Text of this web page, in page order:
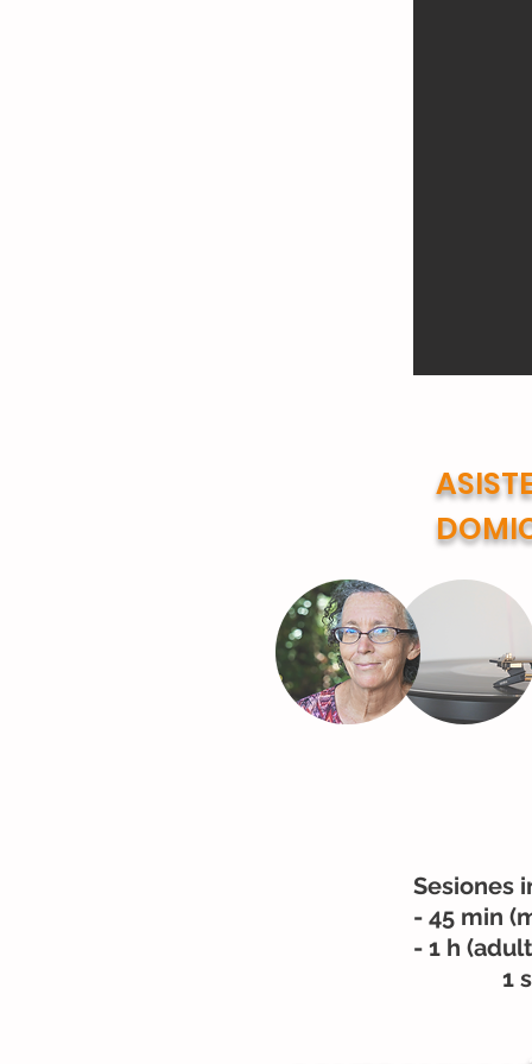
Sesiones
- 45 min
- 1 h
1